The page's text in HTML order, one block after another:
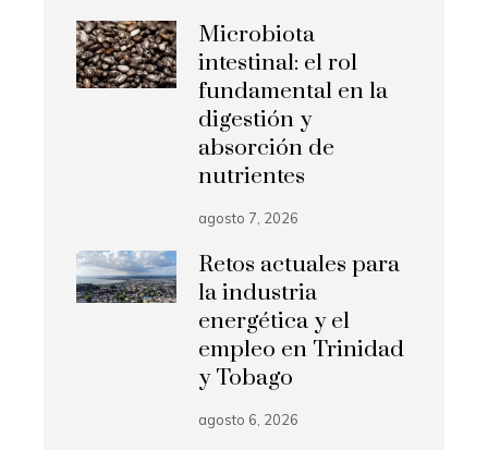
Microbiota
intestinal: el rol
fundamental en la
digestión y
absorción de
nutrientes
agosto 7, 2026
Retos actuales para
la industria
energética y el
empleo en Trinidad
y Tobago
agosto 6, 2026